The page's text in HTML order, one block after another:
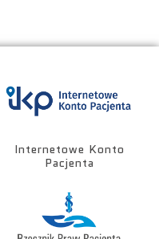
Internetowe Konto
Pacjenta